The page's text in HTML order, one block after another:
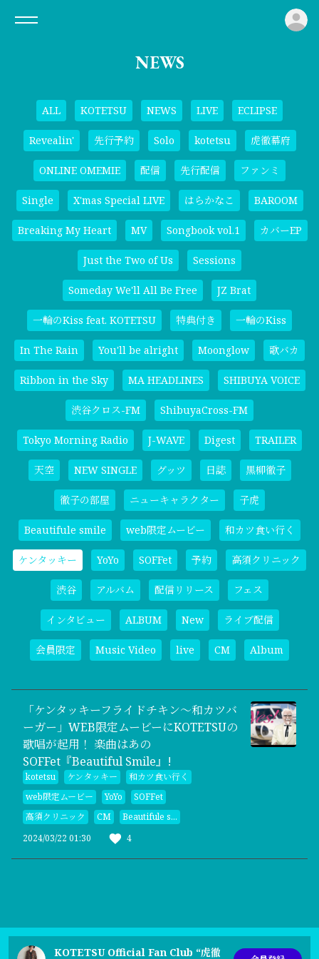
NEWS
ALL KOTETSU NEWS LIVE ECLIPSE
Revealin' 先行予約 Solo kotetsu 虎徹幕府
ONLINE OMEMIE 配信 先行配信 ファンミ
Single X'mas Special LIVE はらかなこ BAROOM
Breaking My Heart MV Songbook vol.1 カバーEP
Just the Two of Us Sessions
Someday We'll All Be Free JZ Brat
一輪のKiss feat. KOTETSU 特典付き 一輪のKiss
In The Rain You'll be alright Moonglow 歌バカ
Ribbon in the Sky MA HEADLINES SHIBUYA VOICE
渋谷クロス-FM ShibuyaCross-FM
Tokyo Morning Radio J-WAVE Digest TRAILER
天空 NEW SINGLE グッツ 日誌 黒柳徹子
徹子の部屋 ニューキャラクター 子虎
Beautifule smile web限定ムービー 和カツ食い行く
ケンタッキー YoYo SOFFet 予約 高須クリニック
渋谷 アルバム 配信リリース フェス
インタビュー ALBUM New ライブ配信
会員限定 Music Video live CM Album
「ケンタッキーフライドチキン〜和カツバ
ーガー」WEB限定ムービーにKOTETSUの
歌唱が起用！ 楽曲はあの
SOFFet『Beautiful Smile』!
kotetsu ケンタッキー
和カツ食い行く
web限定ムービー
YoYo
SOFFet
高須クリニック
CM
Beautifule s...
2024/03/22 01:30
4
KOTETSU Official Fan Club “虎徹